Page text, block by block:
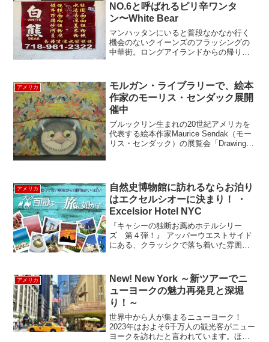
NO.6と呼ばれるピリ辛ワンタ
ン〜White Bear
マンハッタンにいると普段なかなか行く
機会のないクイーンズのフラッシングの
中華街。ロングアイランドからの帰り
た。お目当ては、私の友人が、ブルック
リンからわざわざフラッシング...
アメリカ
モルガン・ライブラリーで、絵本
作家のモーリス・センダック展開
催中
ブルックリン生まれの20世紀アメリカを
代表する絵本作家Maurice Sendak（モー
リス・センダック）の展覧会「Drawing
アメリカ
自然史博物館に訪れるならお泊り
はエクセルシオーに決まり！ ・
Excelsior Hotel NYC
『キャシーの独断お薦めホテルシリー
ズ 第４弾！』 アッパーウエストサイド
にある、クラッシクで落ち着いた雰囲気
５０歩！目の前が自然史博物館、そして
セ...
アメリカ
New! New York ～新ツアーでニ
ューヨークの魅力再発見と深堀
り！～
世界中から人が集まるニューヨーク！
2023年はおよそ6千万人の観光客がニュー
ヨークを訪れたと言われています。ほぼ